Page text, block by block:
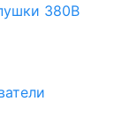
380В